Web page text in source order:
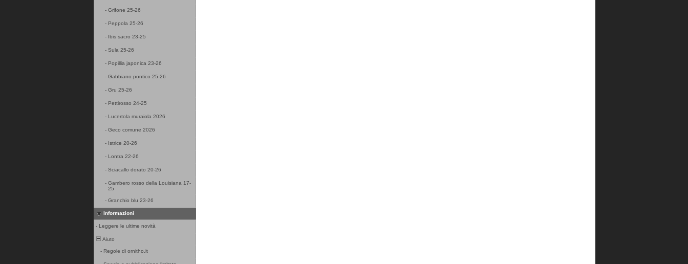
- Grifone 25-26
- Peppola 25-26
- Ibis sacro 23-25
- Sula 25-26
- Popillia japonica 23-26
- Gabbiano pontico 25-26
- Gru 25-26
- Pettirosso 24-25
- Lucertola muraiola 2026
- Geco comune 2026
- Istrice 20-26
- Lontra 22-26
- Sciacallo dorato 20-26
- Gambero rosso della Louisiana 17-
25
- Granchio blu 23-26
Informazioni
- Leggere le ultime novità
Aiuto
- Regole di ornitho.it